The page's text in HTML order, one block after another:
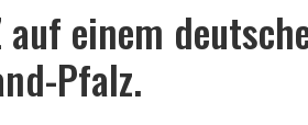
auf einem
Pfalz.